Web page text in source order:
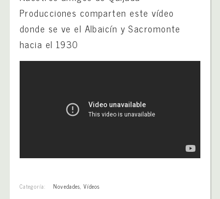
Producciones comparten este vídeo
donde se ve el Albaicín y Sacromonte
hacia el 1930
Categoría: Novedades, Vídeos